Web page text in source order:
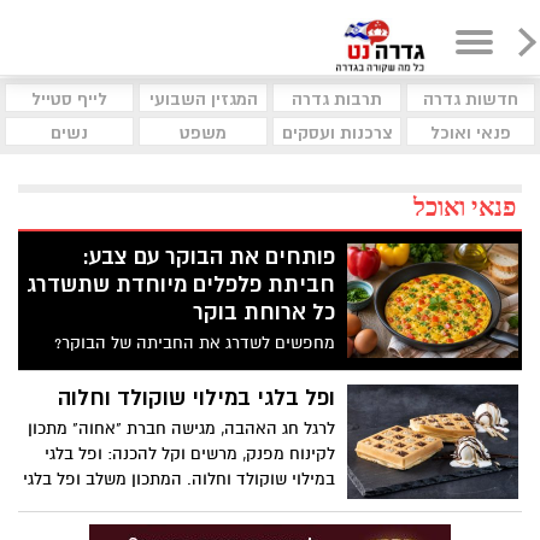
חדשות גדרה תרבות גדרה המגזין השבועי
לייף סטייל
פנאי ואוכל
צרכנות ועסקים משפט נשים
פנאי ואוכל
פותחים את הבוקר עם צבע:
חביתת פלפלים מיוחדת שתשדרג
כל ארוחת בוקר
מחפשים לשדרג את החביתה של הבוקר?
המתכון הזה משלב פלפלים צבעוניים, עשבי
תיבול טריים ותיבול עדין, ויוצר חביתה
אוורירית, עשירה בטעמים וצבעונית במיוחד.
ופל בלגי במילוי שוקולד וחלוה
לרגל חג האהבה, מגישה חברת "אחוה" מתכון
לקינוח מפנק, מרשים וקל להכנה: ופל בלגי
במילוי שוקולד וחלוה. המתכון משלב ופל בלגי
וממרח טחינה בטעם שוקולד ללא תוספת